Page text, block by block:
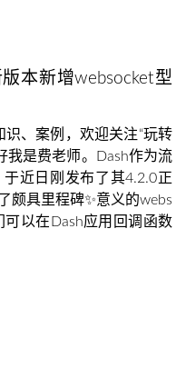
本新增websocket型
、案例，欢迎关注“玩转
我是费老师。Dash作为流
近日刚发布了其4.2.0正
颇具里程碑✨意义的webs
以在Dash应用回调函数